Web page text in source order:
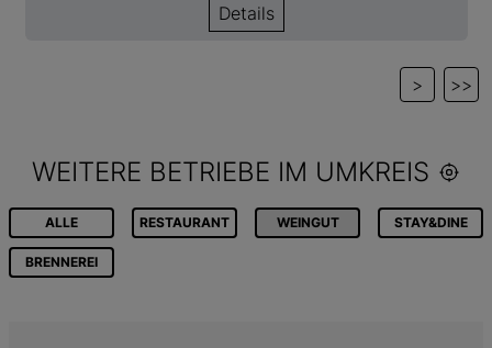
Details
> >>
WEITERE BETRIEBE IM UMKREIS
ALLE RESTAURANT WEINGUT STAY&DINE
BRENNEREI